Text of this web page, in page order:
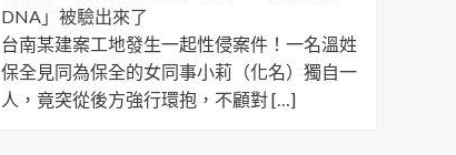
DNA」被驗出來了
台南某建案工地發生一起性侵案件！一名溫姓
保全見同為保全的女同事小莉（化名）獨自一
人，竟突從後方強行環抱，不顧對 […]